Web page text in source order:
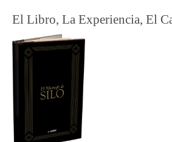
El Libro, La Experiencia, El